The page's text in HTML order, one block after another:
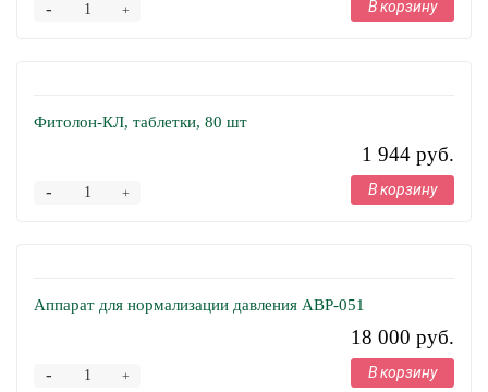
+
- В корзину
Фитолон-КЛ, таблетки, 80 шт
1 944 руб.
+
- В корзину
Аппарат для нормализации давления АВР-051
18 000 руб.
+
- В корзину